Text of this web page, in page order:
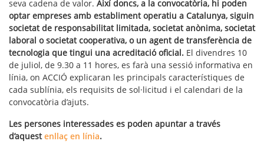
seva cadena de valor. Així doncs, a la convocatòria, hi poden
optar empreses amb establiment operatiu a Catalunya, siguin
societat de responsabilitat limitada, societat anònima, societat
laboral o societat cooperativa, o un agent de transferència de
tecnologia que tingui una acreditació oficial. El divendres 10
de juliol, de 9.30 a 11 hores, es farà una sessió informativa en
línia, on ACCIÓ explicaran les principals característiques de
cada sublínia, els requisits de sol·licitud i el calendari de la
convocatòria d’ajuts.
Les persones interessades es poden apuntar a través
d’aquestenllaç en línia.